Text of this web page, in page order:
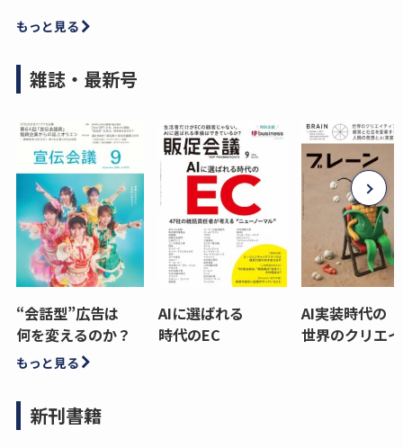
もっと見る
雑誌・最新号
“会話型”広告は
何を変えるのか？
AIに選ばれる
時代のEC
AI実装時代の
世界のクリエ
もっと見る
新刊書籍